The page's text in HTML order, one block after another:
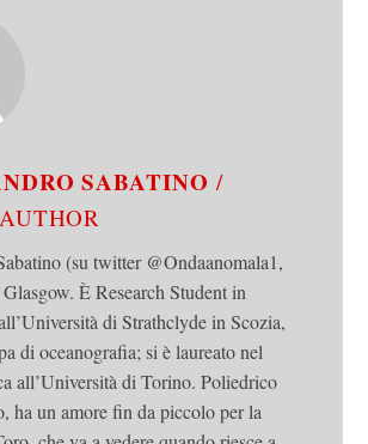
SABATINO /
(su twitter @Ondaanomala1,
È Research Student in
di Strathclyde in Scozia,
di oceanografia; si è laureato nel
all’Università di Torino. Poliedrico
ha un amore fin da piccolo per la